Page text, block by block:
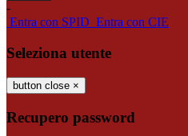
-
Entra con SPID Entra con CIE
Seleziona utente
button close ×
Recupero password